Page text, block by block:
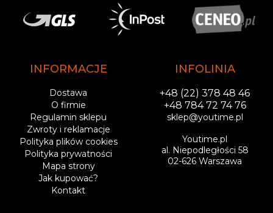
INFORMACJE
Dostawa
O firmie
Regulamin sklepu
Zwroty i reklamacje
Polityka plików cookies
Polityka prywatności
Mapa strony
Jak kupować?
Kontakt
INFOLINIA
+48 (22) 378 48 46
+48 784 72 74 76
sklep@youtime.pl
Youtime.pl
al. Niepodległości 58
02-626 Warszawa